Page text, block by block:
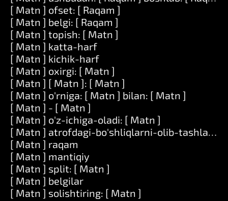
[ Matn ] ofset: [ Raqam ]
[ Matn ] belgi: [ Raqam ]
[ Matn ] topish: [ Matn ]
[ Matn ] katta-harf
[ Matn ] kichik-harf
[ Matn ] oxirgi: [ Matn ]
[ Matn ] [ Matn ]: [ Matn ]
[ Matn ] o'rniga: [ Matn ] bilan: [ Matn ]
[ Matn ] - [ Matn ]
[ Matn ] o'z-ichiga-oladi: [ Matn ]
[ Matn ] atrofdagi-bo'shliqlarni-olib-tashlang
[ Matn ] raqam
[ Matn ] mantiqiy
[ Matn ] split: [ Matn ]
[ Matn ] belgilar
[ Matn ] solishtiring: [ Matn ]